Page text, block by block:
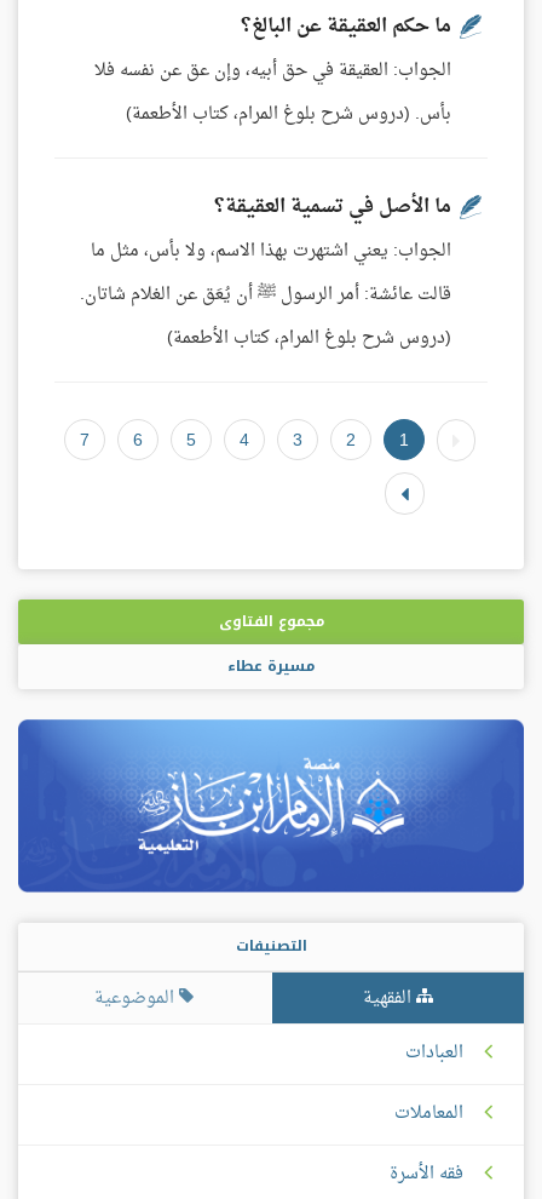
ما حكم العقيقة عن البالغ؟
الجواب: العقيقة في حق أبيه، وإن عق عن نفسه فلا
بأس. (دروس شرح بلوغ المرام، كتاب الأطعمة)
ما الأصل في تسمية العقيقة؟
الجواب: يعني اشتهرت بهذا الاسم، ولا بأس، مثل ما
قالت عائشة: أمر الرسول ﷺ أن يُعَق عن الغلام شاتان.
(دروس شرح بلوغ المرام، كتاب الأطعمة)
1
2
3
4
5
6
7
مجموع الفتاوى
مسيرة عطاء
التصنيفات
الفقهية
الموضوعية
العبادات
المعاملات
فقه الأسرة